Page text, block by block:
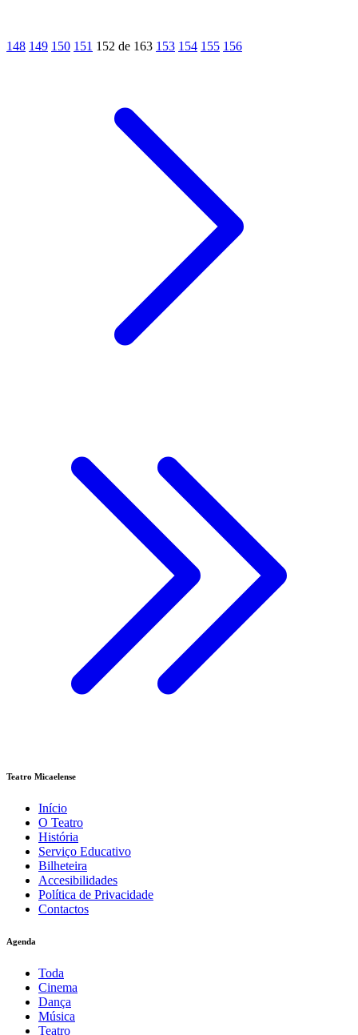
148 149 150 151 152 de 163 153 154 155 156
Teatro Micaelense
Início
O Teatro
História
Serviço Educativo
Bilheteira
Accesibilidades
Política de Privacidade
Contactos
Agenda
Toda
Cinema
Dança
Música
Teatro